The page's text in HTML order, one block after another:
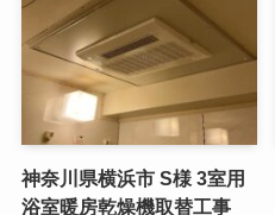
神奈川県横浜市 S様 3室用
浴室暖房乾燥機取替工事